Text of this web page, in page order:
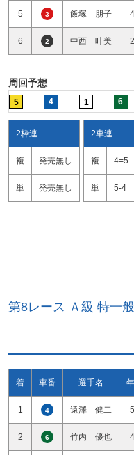
5 3 飯塚 朋子
6 2 中西 叶美
周回予想
5 4 1 6
2枠連
複 発売無し
単 発売無し
2車連
複 4=5
単 5-4
第8レース Ａ級 特一般
着 車番 選手名
1 4 遠澤 健二
2 6 竹内 優也